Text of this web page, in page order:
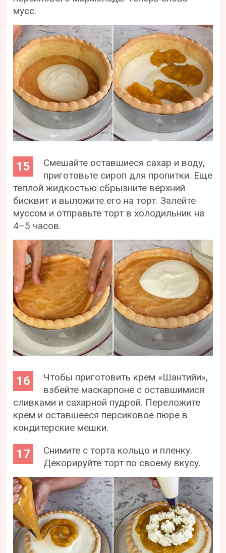
мусс.
Смешайте оставшиеся сахар и воду,
приготовьте сироп для пропитки. Еще
теплой жидкостью сбрызните верхний
бисквит и выложите его на торт. Залейте
муссом и отправьте торт в холодильник на
4–5 часов.
Чтобы приготовить крем «Шантийи»,
взбейте маскарпоне с оставшимися
сливками и сахарной пудрой. Переложите
крем и оставшееся персиковое пюре в
кондитерские мешки.
Снимите с торта кольцо и пленку.
Декорируйте торт по своему вкусу.